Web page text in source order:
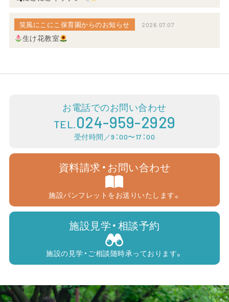
笑風にこにこ保育園からのお知らせ 2026.07.07
生け花教室
お電話でのお問い合わせ
TEL.024-959-2929
受付時間／9：00〜17：00
資料請求・お問い合わせ
施設パンフレットをお送りいたします。
施設見学・相談予約
施設の見学・ご相談随時承っております。